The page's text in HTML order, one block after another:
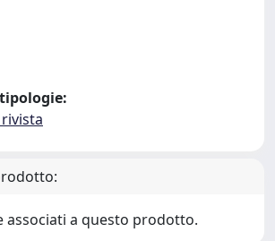
associati a questo prodotto.